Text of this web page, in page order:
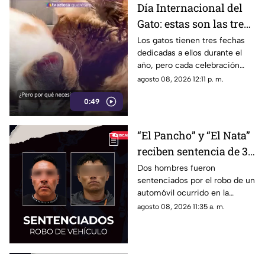
0:49
Día Internacional del
Gato: estas son las tres
fechas del año en que
se celebra a los felinos
Los gatos tienen tres fechas
dedicadas a ellos durante el
año, pero cada celebración
surgió por motivos diferentes.
agosto 08, 2026 12:11 p. m.
“El Pancho” y “El Nata”
reciben sentencia de 3
años por robar un
vehículo en la colonia
Fundadores III
Dos hombres fueron
sentenciados por el robo de un
automóvil ocurrido en la
colonia Fundadores III; ambos
agosto 08, 2026 11:35 a. m.